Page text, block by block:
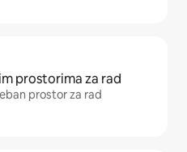
prostorima za rad
prostor za rad